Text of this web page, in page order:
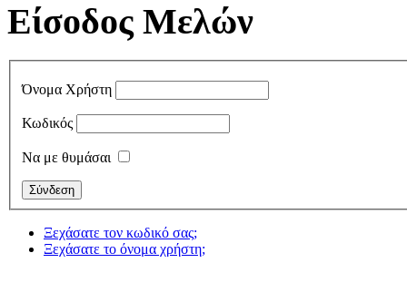
Είσοδος Μελών
Όνομα Χρήστη
Κωδικός
Να με θυμάσαι
Ξεχάσατε τον κωδικό σας;
Ξεχάσατε το όνομα χρήστη;